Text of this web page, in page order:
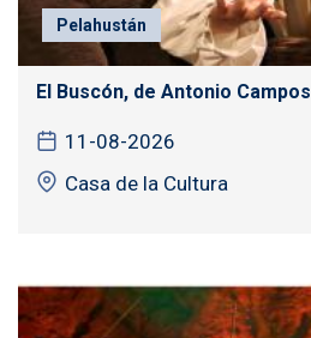
Pelahustán
El Buscón, de Antonio Campos
11-08-2026
Casa de la Cultura